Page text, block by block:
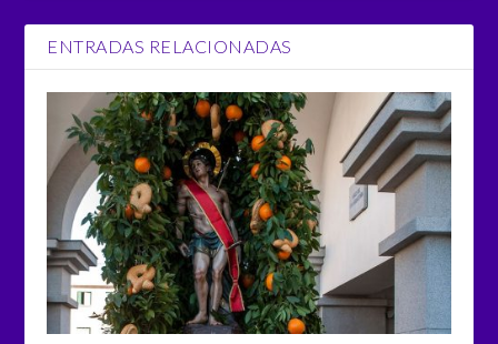
ENTRADAS RELACIONADAS